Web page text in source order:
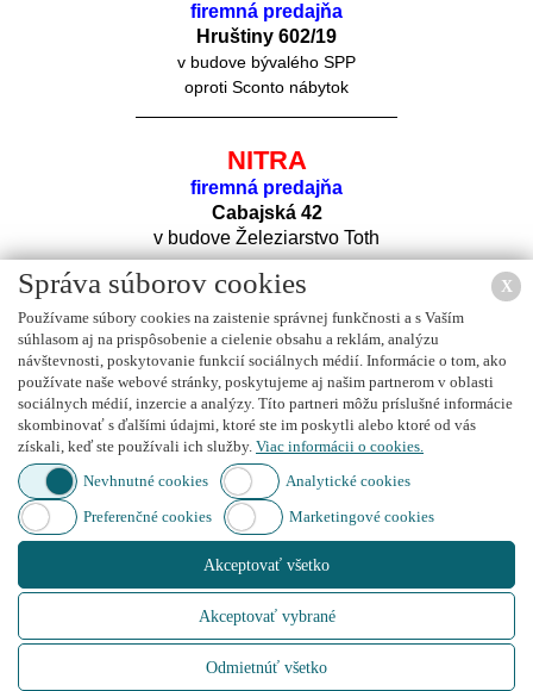
firemná predajňa
Hruštiny 602/19
v budove bývalého SPP
oproti Sconto nábytok
NITRA
firemná predajňa
Cabajská 42
v budove Železiarstvo Toth
Nájdete nás naFACEBOOKu
Nájdete nás na INSTAGRAMe
X
Správa súborov cookies
Používame súbory cookies na zaistenie správnej funkčnosti a s Vaším
súhlasom aj na prispôsobenie a cielenie obsahu a reklám, analýzu
návštevnosti, poskytovanie funkcií sociálnych médií. Informácie o tom, ako
používate naše webové stránky, poskytujeme aj našim partnerom v oblasti
sociálnych médií, inzercie a analýzy. Títo partneri môžu príslušné informácie
skombinovať s ďalšími údajmi, ktoré ste im poskytli alebo ktoré od vás
získali, keď ste používali ich služby. Viac informácii o cookies.
Nevhnutné cookies
Analytické cookies
Preferenčné cookies
Marketingové cookies
Akceptovať všetko
Akceptovať vybrané
Odmietnúť všetko